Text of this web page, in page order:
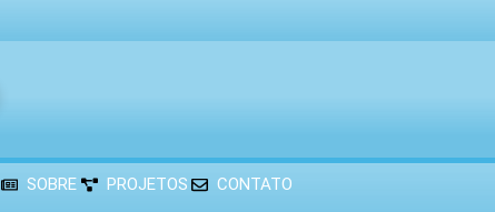
SOBRE PROJETOS CONTATO